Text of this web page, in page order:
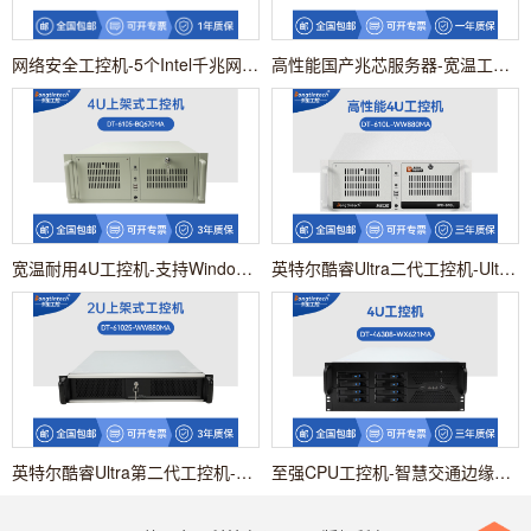
网络安全工控机-5个Intel千兆网口主机|DT-610L-BQ670MA4 高性能国产兆芯服务器-宽温工控机|DT-46308-R4WMZ
宽温耐用4U工控机-支持Windows系统主机|DT-6105-BQ670MA 英特尔酷睿Ultra二代工控机-Ultra9285K高扩展主机|DT-610L-WW880MA
英特尔酷睿Ultra第二代工控机-192G内存AI智能工业运算主机|DT-61025-WW880MA 至强CPU工控机-智慧交通边缘计算工控方案|DT-46308-WX621MA